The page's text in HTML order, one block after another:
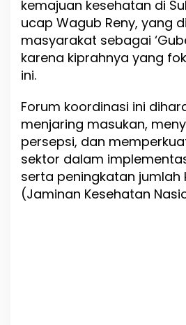
kemajuan kesehatan di
ucap Wagub Reny, yang
masyarakat sebagai
karena kiprahnya yang
ini.
Forum koordinasi ini
menjaring masukan,
persepsi, dan
sektor dalam
serta peningkatan jumlah
(Jaminan Kesehatan